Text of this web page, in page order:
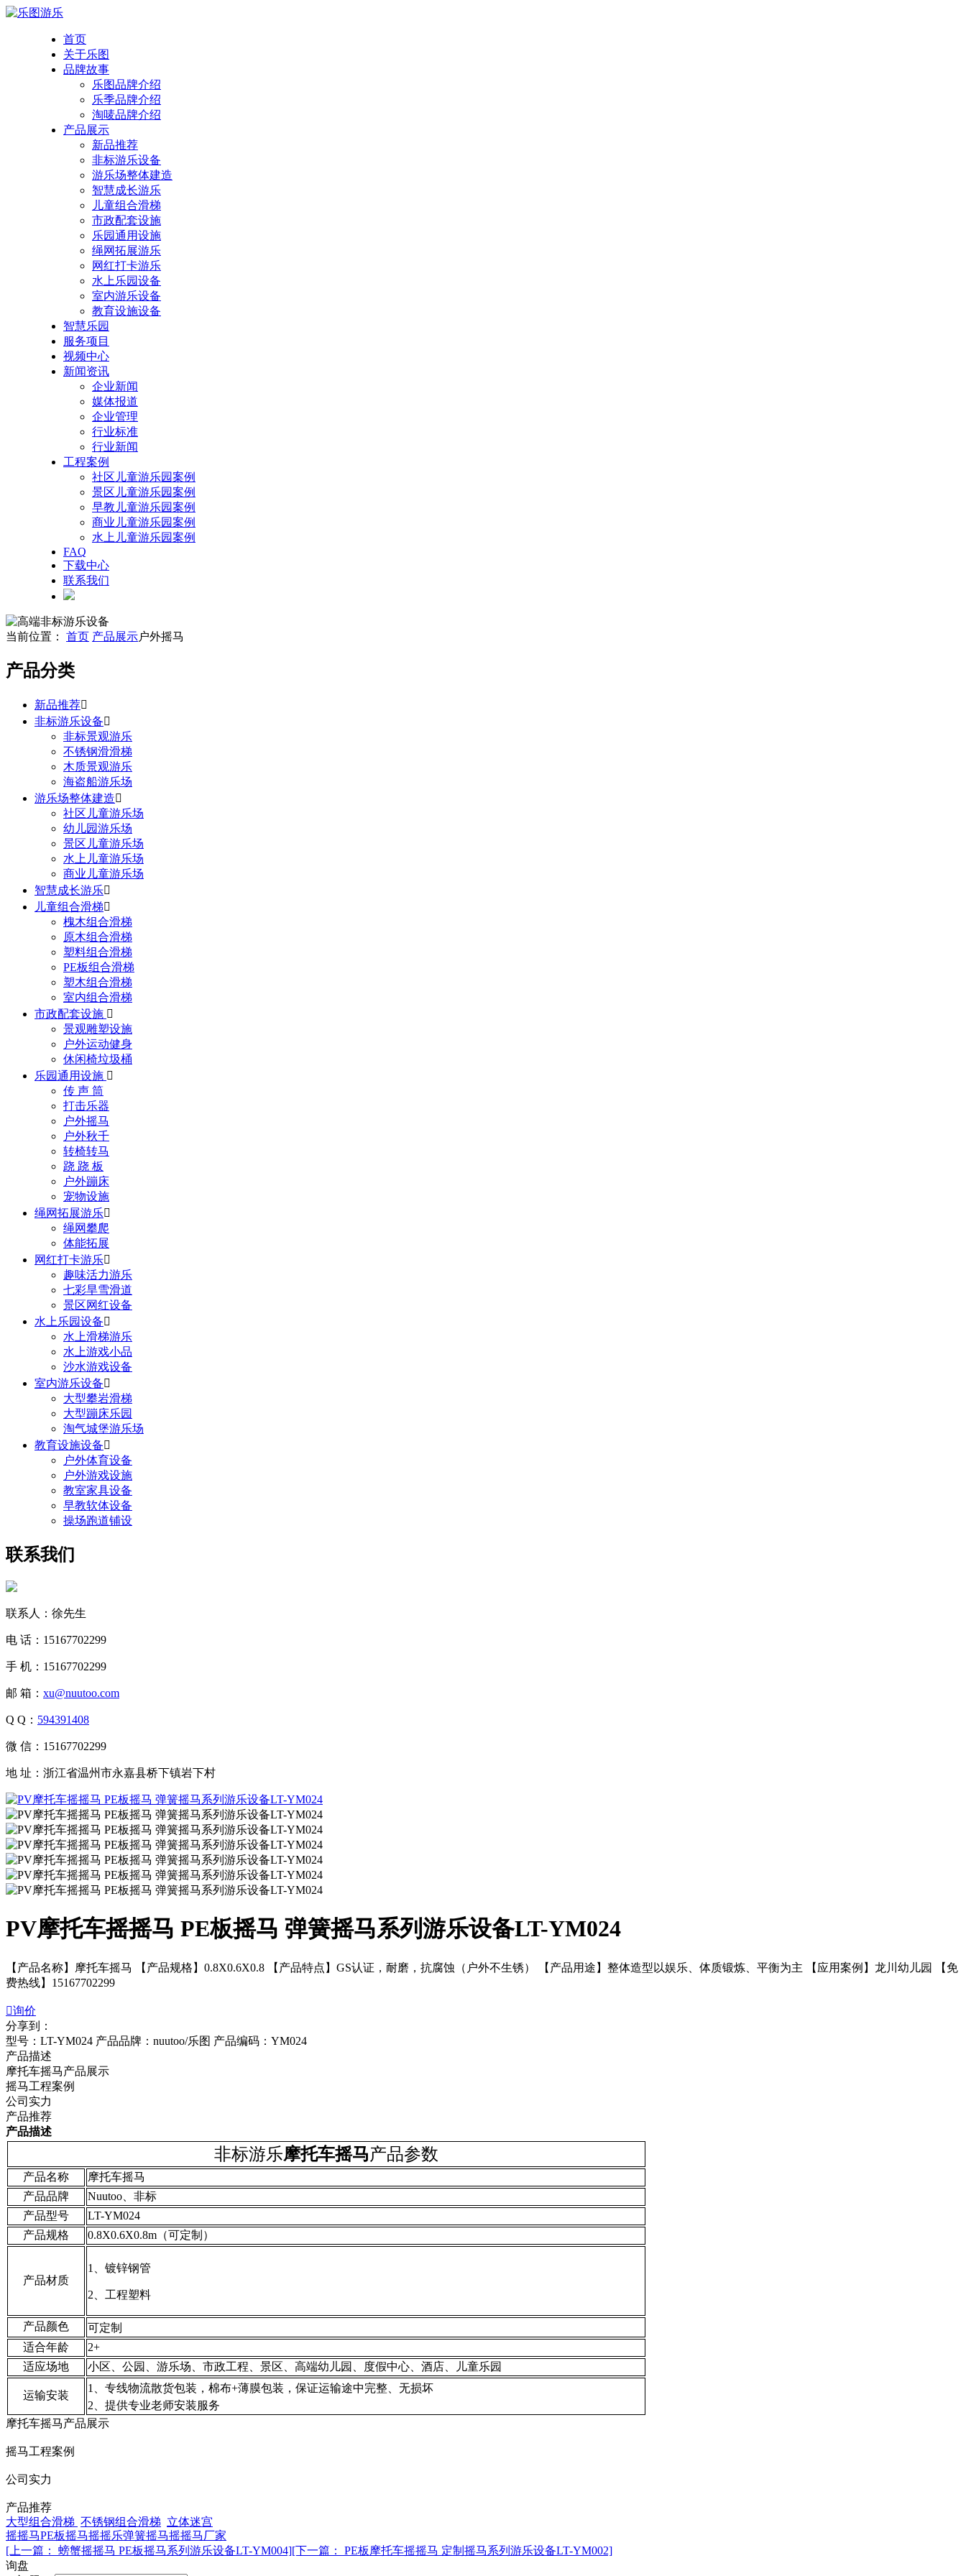
首页
关于乐图
品牌故事
乐图品牌介绍
乐季品牌介绍
淘唛品牌介绍
产品展示
新品推荐
非标游乐设备
游乐场整体建造
智慧成长游乐
儿童组合滑梯
市政配套设施
乐园通用设施
绳网拓展游乐
网红打卡游乐
水上乐园设备
室内游乐设备
教育设施设备
智慧乐园
服务项目
视频中心
新闻资讯
企业新闻
媒体报道
企业管理
行业标准
行业新闻
工程案例
社区儿童游乐园案例
景区儿童游乐园案例
早教儿童游乐园案例
商业儿童游乐园案例
水上儿童游乐园案例
FAQ
下载中心
联系我们
当前位置： 首页 产品展示户外摇马
产品分类
新品推荐
非标游乐设备
非标景观游乐
不锈钢滑滑梯
木质景观游乐
海盗船游乐场
游乐场整体建造
社区儿童游乐场
幼儿园游乐场
景区儿童游乐场
水上儿童游乐场
商业儿童游乐场
智慧成长游乐
儿童组合滑梯
槐木组合滑梯
原木组合滑梯
塑料组合滑梯
PE板组合滑梯
塑木组合滑梯
室内组合滑梯
市政配套设施 
景观雕塑设施
户外运动健身
休闲椅垃圾桶
乐园通用设施 
传 声 筒
打击乐器
户外摇马
户外秋千
转椅转马
跷 跷 板
户外蹦床
宠物设施
绳网拓展游乐
绳网攀爬
体能拓展
网红打卡游乐
趣味活力游乐
七彩旱雪滑道
景区网红设备
水上乐园设备
水上滑梯游乐
水上游戏小品
沙水游戏设备
室内游乐设备
大型攀岩滑梯
大型蹦床乐园
淘气城堡游乐场
教育设施设备
户外体育设备
户外游戏设施
教室家具设备
早教软体设备
操场跑道铺设
联系我们
联系人：徐先生
电 话：15167702299
手 机：15167702299
邮 箱： xu@nuutoo.com
Q Q： 594391408
微 信：15167702299
地 址：浙江省温州市永嘉县桥下镇岩下村
PV摩托车摇摇马 PE板摇马 弹簧摇马系列游乐设备LT-YM024
【产品名称】摩托车摇马 【产品规格】0.8X0.6X0.8 【产品特点】GS认证，耐磨，抗腐蚀（户外不生锈） 【产品用途】整体造型以娱乐、体质锻炼、平衡为主 【应用案例】龙川幼儿园 【免
费热线】15167702299
询价
分享到：
型号：LT-YM024 产品品牌：nuutoo/乐图 产品编码：YM024
产品描述
摩托车摇马产品展示
摇马工程案例
公司实力
产品推荐
产品描述
非标游乐摩托车摇马产品参数
产品名称
摩托车摇马
产品品牌
Nuutoo、非标
产品型号
LT-YM024
产品规格
0.8X0.6X0.8m（可定制）
产品材质
1、镀锌钢管
2、工程塑料
产品颜色
可定制
适合年龄
2+
适应场地
小区、公园、游乐场、市政工程、景区、高端幼儿园、度假中心、酒店、儿童乐园
运输安装
1、专线物流散货包装，棉布+薄膜包装，保证运输途中完整、无损坏
2、提供专业老师安装服务
摩托车摇马产品展示
摇马工程案例
公司实力
产品推荐
大型组合滑梯 不锈钢组合滑梯 立体迷宫
摇摇马PE板摇马摇摇乐弹簧摇马摇摇马厂家
[上一篇： 螃蟹摇摇马 PE板摇马系列游乐设备LT-YM004][下一篇： PE板摩托车摇摇马 定制摇马系列游乐设备LT-YM002]
询盘